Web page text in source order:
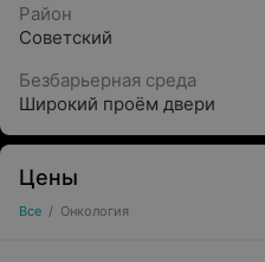
Район
Советский
Безбарьерная среда
Широкий проём двери
Цены
Все / Онкология